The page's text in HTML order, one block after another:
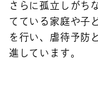
さらに孤立しがち
てている家庭や子
を行い、虐待予防
進しています。